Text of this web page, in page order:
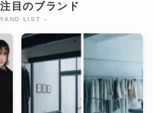
目のブランド
LIST –